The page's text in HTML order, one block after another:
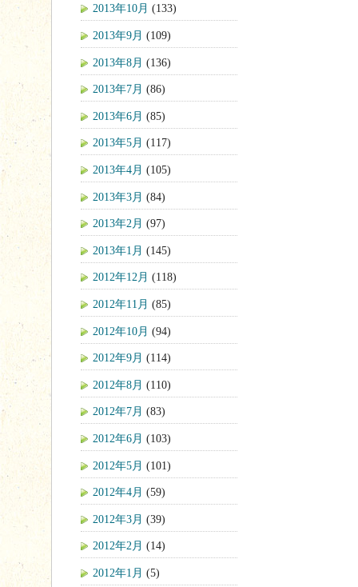
2013年10月 (133)
2013年9月 (109)
2013年8月 (136)
2013年7月 (86)
2013年6月 (85)
2013年5月 (117)
2013年4月 (105)
2013年3月 (84)
2013年2月 (97)
2013年1月 (145)
2012年12月 (118)
2012年11月 (85)
2012年10月 (94)
2012年9月 (114)
2012年8月 (110)
2012年7月 (83)
2012年6月 (103)
2012年5月 (101)
2012年4月 (59)
2012年3月 (39)
2012年2月 (14)
2012年1月 (5)